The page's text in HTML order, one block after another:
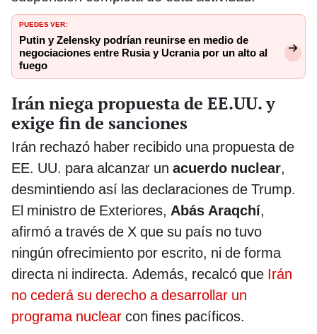
PUEDES VER:
Putin y Zelensky podrían reunirse en medio de
negociaciones entre Rusia y Ucrania por un alto al
fuego
Irán niega propuesta de EE.UU. y
exige fin de sanciones
Irán rechazó haber recibido una propuesta de
EE. UU. para alcanzar un acuerdo nuclear,
desmintiendo así las declaraciones de Trump.
El ministro de Exteriores, Abás Araqchí,
afirmó a través de X que su país no tuvo
ningún ofrecimiento por escrito, ni de forma
directa ni indirecta. Además, recalcó que Irán
no cederá su derecho a desarrollar un
programa nuclear con fines pacíficos.